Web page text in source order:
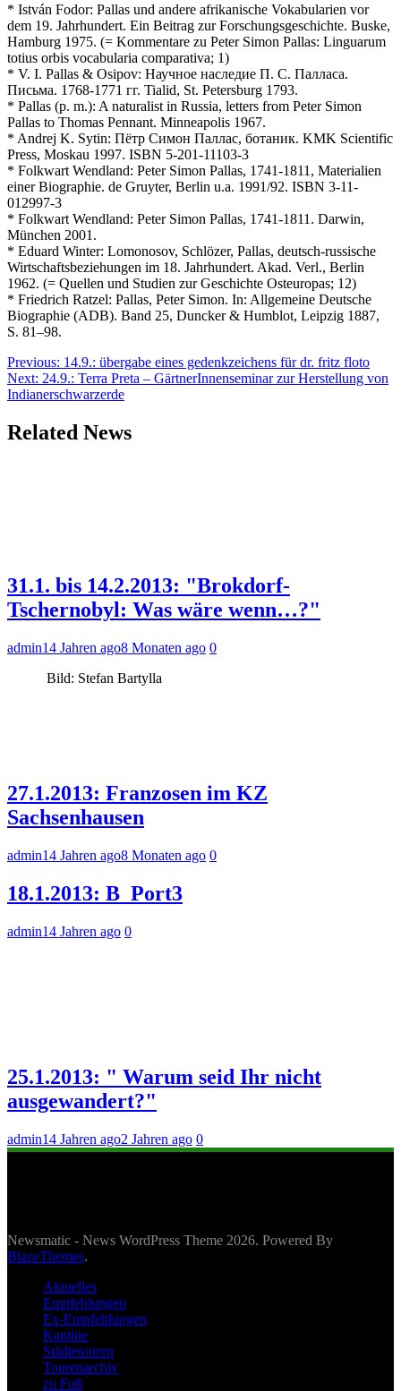
* István Fodor: Pallas und andere afrikanische Vokabularien vor
dem 19. Jahrhundert. Ein Beitrag zur Forschungsgeschichte. Buske,
Hamburg 1975. (= Kommentare zu Peter Simon Pallas: Linguarum
totius orbis vocabularia comparativa; 1)
* V. I. Pallas & Osipov: Научное наследие П. С. Палласа.
Письма. 1768-1771 гг. Tialid, St. Petersburg 1793.
* Pallas (p. m.): A naturalist in Russia, letters from Peter Simon
Pallas to Thomas Pennant. Minneapolis 1967.
* Andrej K. Sytin: Пётр Симон Паллас, ботаник. KMK Scientific
Press, Moskau 1997. ISBN 5-201-11103-3
* Folkwart Wendland: Peter Simon Pallas, 1741-1811, Materialien
einer Biographie. de Gruyter, Berlin u.a. 1991/92. ISBN 3-11-
012997-3
* Folkwart Wendland: Peter Simon Pallas, 1741-1811. Darwin,
München 2001.
* Eduard Winter: Lomonosov, Schlözer, Pallas, deutsch-russische
Wirtschaftsbeziehungen im 18. Jahrhundert. Akad. Verl., Berlin
1962. (= Quellen und Studien zur Geschichte Osteuropas; 12)
* Friedrich Ratzel: Pallas, Peter Simon. In: Allgemeine Deutsche
Biographie (ADB). Band 25, Duncker & Humblot, Leipzig 1887,
S. 81–98.
Beitragsnavigation
Previous: 14.9.: übergabe eines gedenkzeichens für dr. fritz floto
Next: 24.9.: Terra Preta – GärtnerInnenseminar zur Herstellung von
Indianerschwarzerde
Related News
31.1. bis 14.2.2013: "Brokdorf-
Tschernobyl: Was wäre wenn…?"
admin14 Jahren ago8 Monaten ago 0
Bild: Stefan Bartylla
27.1.2013: Franzosen im KZ
Sachsenhausen
admin14 Jahren ago8 Monaten ago 0
18.1.2013: B_Port3
admin14 Jahren ago 0
25.1.2013: " Warum seid Ihr nicht
ausgewandert?"
admin14 Jahren ago2 Jahren ago 0
Newsmatic - News WordPress Theme 2026. Powered By
BlazeThemes.
Aktuelles
Empfehlungen
Ex-Empfehlungen
Kantine
Städtetouren
Tourenarchiv
zu Fuß